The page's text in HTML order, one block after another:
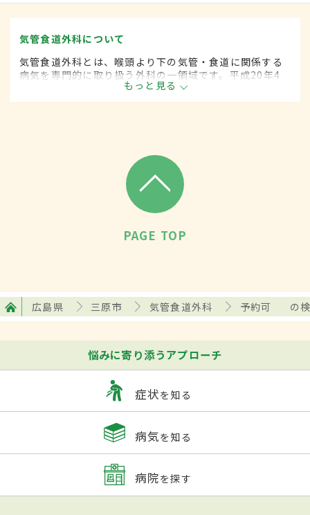
気管食道外科について
気管食道外科とは、喉頭より下の気管・食道に関係する
病気を専門的に取り扱う外科の一領域です。平成20年4
月の制度改正前は、気管食道科と呼ばれていました。
もっと見る
PAGE TOP
広島県 三原市 気管食道外科 予約可 の
悩みに寄り添うアプローチ
症状を知る
病気を知る
病院を探す